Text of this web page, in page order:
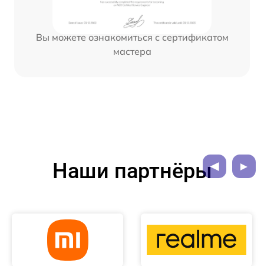
Вы можете ознакомиться с сертификатом
мастера
Наши партнёры